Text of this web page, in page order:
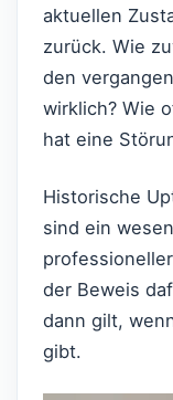
aktuellen
zurück. Wie
den
wirklich? Wie
hat eine
Historische
sind ein
der Beweis
dann gilt,
gibt.